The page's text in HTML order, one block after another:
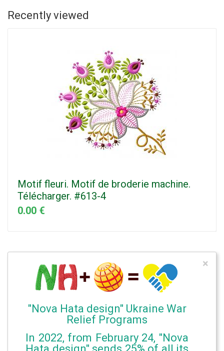
Recently viewed
Motif fleuri. Motif de broderie machine.
Télécharger. #613-4
0.00 €
"Nova Hata design" Ukraine War
Relief Programs
In 2022, from February 24, "Nova
×